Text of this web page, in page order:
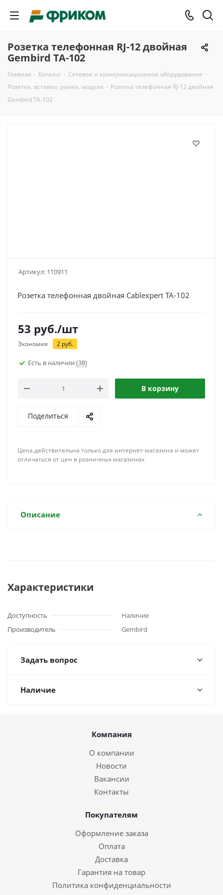
Розетка телефонная RJ-12 двойная
Gembird TA-102
Главная - Каталог - Сетевое и коммуникационное оборудование -
Розетки, вставки, рамки, модули - Розетка телефонная RJ-12 двойная
Gembird TA-102
Артикул: 110911
Розетка телефонная двойная Cablexpert TA-102
53 руб./шт
Экономия 2 руб.
Есть в наличии (38)
В корзину
Поделиться
Цена действительна только для интернет-магазина и может
отличаться от цен в розничных магазинах
Описание
Характеристики
Доступность
Наличие
Производитель
Gembird
Задать вопрос
Наличие
Компания
О компании
Новости
Вакансии
Контакты
Покупателям
Оформление заказа
Оплата
Доставка
Гарантия на товар
Политика конфиденциальности